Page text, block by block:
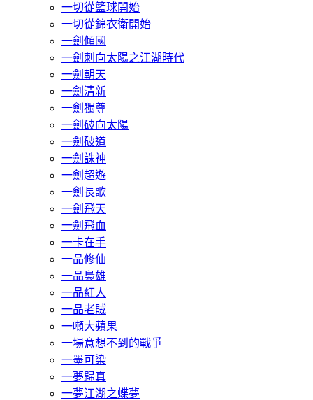
一切從籃球開始
一切從錦衣衛開始
一劍傾國
一劍刺向太陽之江湖時代
一劍朝天
一劍清新
一劍獨尊
一劍破向太陽
一劍破道
一劍誅神
一劍超遊
一劍長歌
一劍飛天
一劍飛血
一卡在手
一品修仙
一品梟雄
一品紅人
一品老賊
一噸大蘋果
一場意想不到的戰爭
一墨可染
一夢歸真
一夢江湖之蝶夢